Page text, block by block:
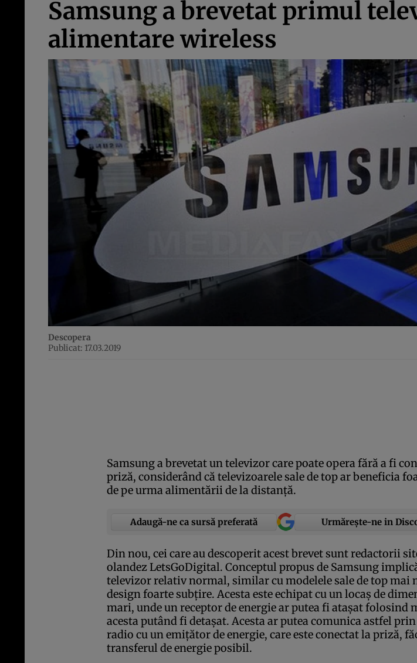
Samsung a brevetat primul
alimentare wireless
Descopera
Publicat: 17.03.2019
Samsung a brevetat un televizor care poate opera fără a fi
priză, considerând că televizoarele sale de top ar beneficia
de pe urma alimentării de la distanţă.
Adaugă-ne ca sursă preferată Urmărește-ne in
Din nou, cei care au descoperit acest brevet sunt redactorii
olandezLetsGoDigital. Conceptul propus de Samsung
televizor relativ normal, similar cu modelele sale de top mai
design foarte subţire. Acesta este echipat cu un locaş de
mari, unde un receptor de energie ar putea fi ataşat folosind
acesta putând fi detaşat. Acesta ar putea comunica astfel
radio cu un emiţător de energie, care este conectat la priză,
transferul de energie posibil.